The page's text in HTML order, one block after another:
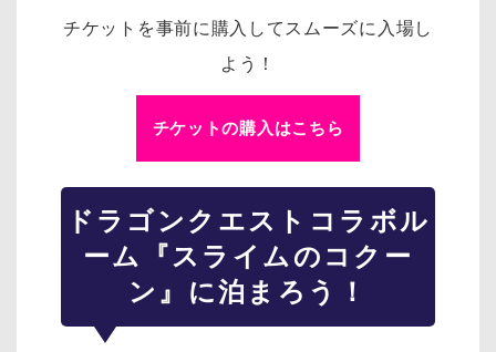
チケットを事前に購入してスムーズに入場し
よう！
チケットの購入はこちら
ドラゴンクエスト コラボル
ーム『スライムのコクー
ン』に泊まろう！